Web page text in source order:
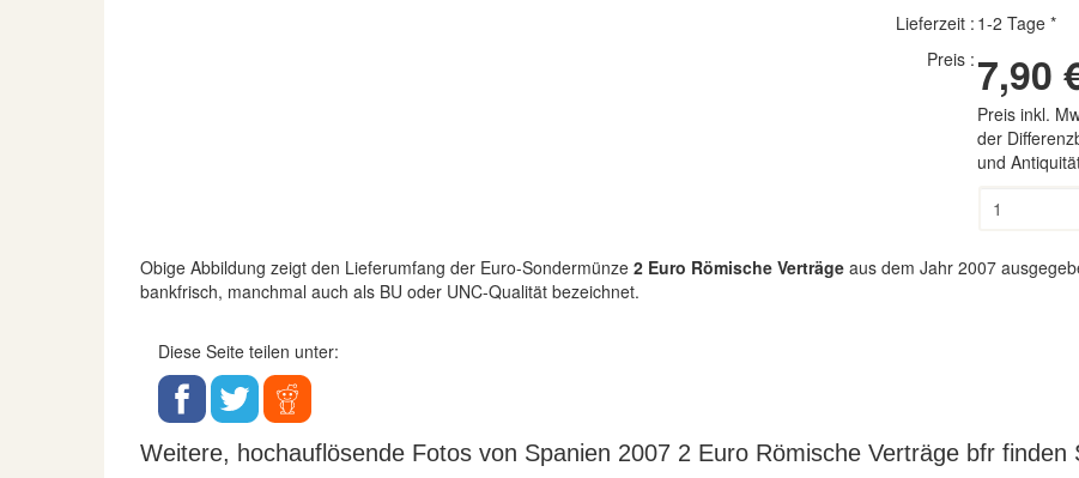
Lieferzeit : 1-2 Tage *
Preis : 7,90
Preis inkl.
der
und
Obige Abbildung zeigt den Lieferumfang der Euro-Sondermünze 2 Euro Römische Verträge aus dem Jahr 2007
bankfrisch, manchmal auch als BU oder UNC-Qualität bezeichnet.
Diese Seite teilen unter:
Weitere, hochauflösende Fotos von Spanien 2007 2 Euro Römische Verträge bfr finden